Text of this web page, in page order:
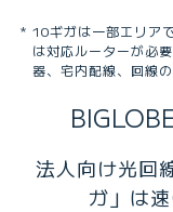
10ギガは一部エリア
は対応ルーターが必
器、宅内配線、回線
法人向け光回
ガ」は